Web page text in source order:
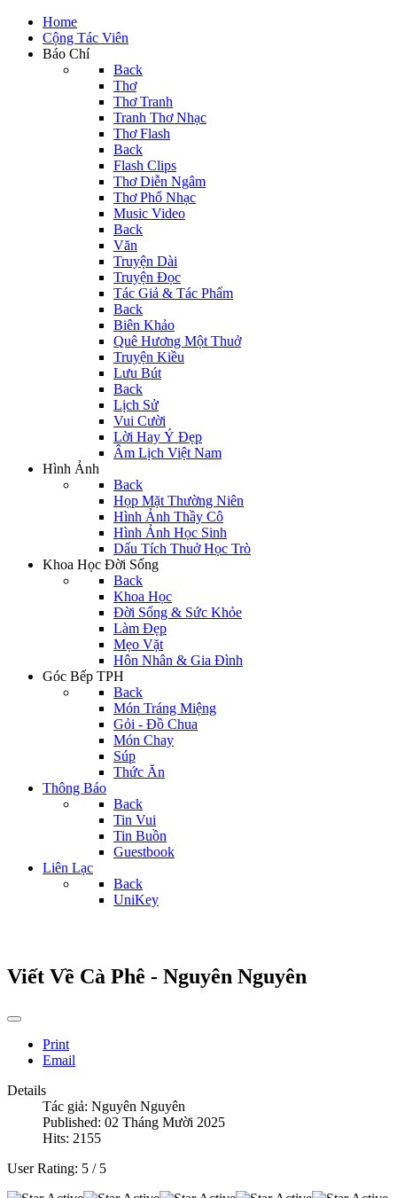
Home
Cộng Tác Viên
Báo Chí
Back
Thơ
Thơ Tranh
Tranh Thơ Nhạc
Thơ Flash
Back
Flash Clips
Thơ Diễn Ngâm
Thơ Phổ Nhạc
Music Video
Back
Văn
Truyện Dài
Truyện Đọc
Tác Giả & Tác Phẩm
Back
Biên Khảo
Quê Hương Một Thuở
Truyện Kiều
Lưu Bút
Back
Lịch Sử
Vui Cười
Lời Hay Ý Đẹp
Âm Lịch Việt Nam
Hình Ảnh
Back
Họp Mặt Thường Niên
Hình Ảnh Thầy Cô
Hình Ảnh Học Sinh
Dấu Tích Thuở Học Trò
Khoa Học Đời Sống
Back
Khoa Học
Đời Sống & Sức Khỏe
Làm Đẹp
Mẹo Vặt
Hôn Nhân & Gia Đình
Góc Bếp TPH
Back
Món Tráng Miệng
Gỏi - Đồ Chua
Món Chay
Súp
Thức Ăn
Thông Báo
Back
Tin Vui
Tin Buồn
Guestbook
Liên Lạc
Back
UniKey
Viết Về Cà Phê - Nguyên Nguyên
Print
Email
Details
Tác giả: Nguyên Nguyên
Published: 02 Tháng Mười 2025
Hits: 2155
User Rating: 5 / 5